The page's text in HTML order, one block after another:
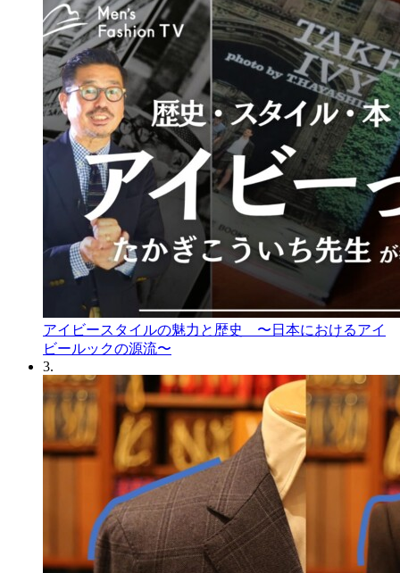
アイビースタイルの魅力と歴史 〜日本におけるアイ
ビールックの源流〜
3.